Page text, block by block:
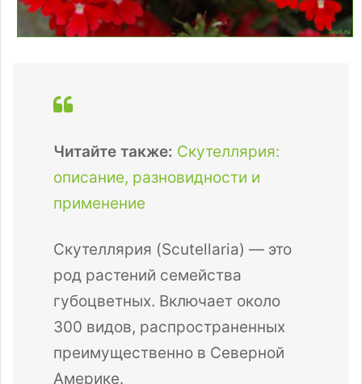
Читайте также: Скутеллярия:
описание, разновидности и
применение
Скутеллярия (Scutellaria) — это
род растений семейства
губоцветных. Включает около
300 видов, распространенных
преимущественно в Северной
Америке.